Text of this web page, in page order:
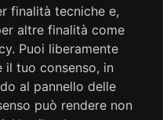
finalità tecniche e,
altre finalità come
Puoi liberamente
il tuo consenso, in
al pannello delle
può rendere non